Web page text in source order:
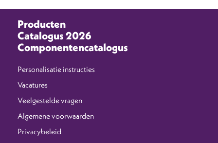
Producten
Catalogus 2026
Componentencatalogus
Personalisatie instructies
Vacatures
Veelgestelde vragen
Algemene voorwaarden
Privacybeleid